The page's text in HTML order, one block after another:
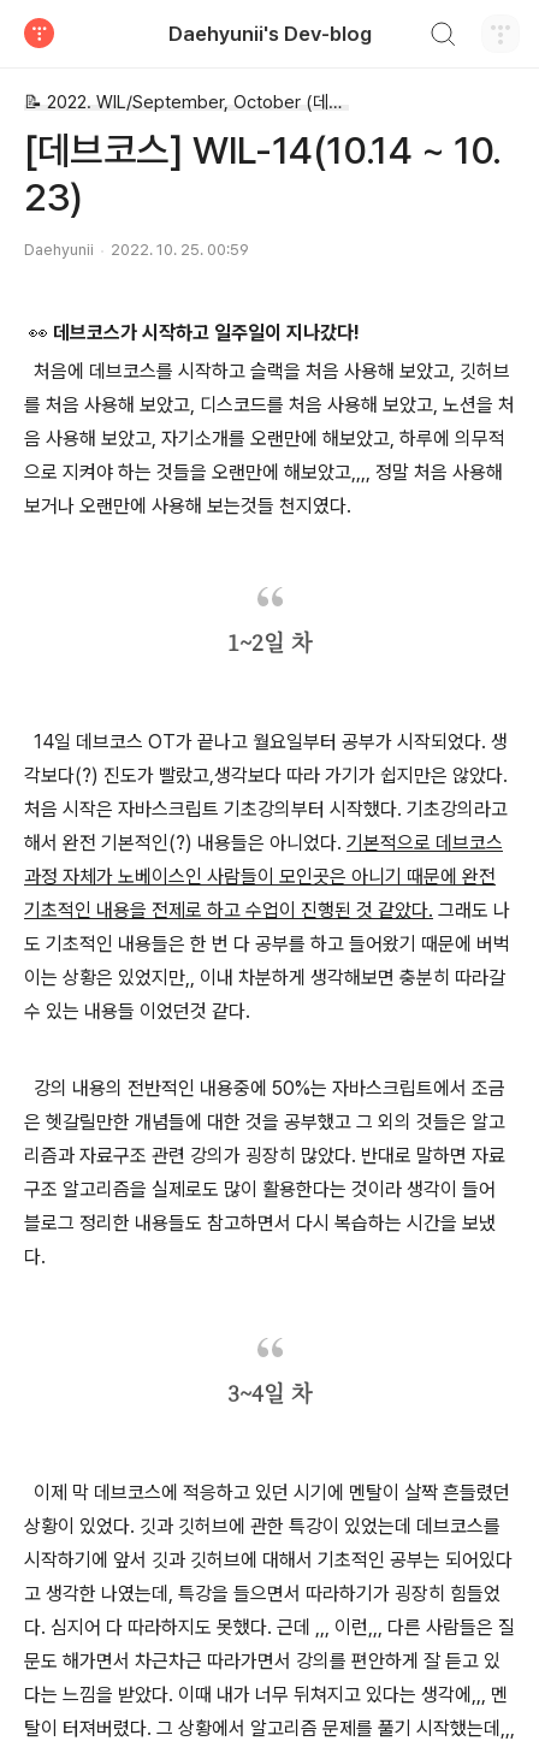
Daehyunii's Dev-blog
📝 2022. WIL/September, October (데브코스)
[데브코스] WIL-14(10.14 ~ 10.
23)
Daehyunii 2022. 10. 25. 00:59
👀 데브코스가 시작하고 일주일이 지나갔다!
처음에 데브코스를 시작하고 슬랙을 처음 사용해 보았고, 깃허브
를 처음 사용해 보았고, 디스코드를 처음 사용해 보았고, 노션을 처
음 사용해 보았고, 자기소개를 오랜만에 해보았고, 하루에 의무적
으로 지켜야 하는 것들을 오랜만에 해보았고,,,, 정말 처음 사용해
보거나 오랜만에 사용해 보는것들 천지였다.
1~2일 차
14일 데브코스 OT가 끝나고 월요일부터 공부가 시작되었다. 생
각보다(?) 진도가 빨랐고,생각보다 따라 가기가 쉽지만은 않았다.
처음 시작은 자바스크립트 기초강의부터 시작했다. 기초강의라고
해서 완전 기본적인(?) 내용들은 아니었다. 기본적으로 데브코스
과정 자체가 노베이스인 사람들이 모인곳은 아니기 때문에 완전
기초적인 내용을 전제로 하고 수업이 진행된 것 같았다. 그래도 나
도 기초적인 내용들은 한 번 다 공부를 하고 들어왔기 때문에 버벅
이는 상황은 있었지만,, 이내 차분하게 생각해보면 충분히 따라갈
수 있는 내용들 이었던것 같다.
강의 내용의 전반적인 내용중에 50%는 자바스크립트에서 조금
은 헷갈릴만한 개념들에 대한 것을 공부했고 그 외의 것들은 알고
리즘과 자료구조 관련 강의가 굉장히 많았다. 반대로 말하면 자료
구조 알고리즘을 실제로도 많이 활용한다는 것이라 생각이 들어
블로그 정리한 내용들도 참고하면서 다시 복습하는 시간을 보냈
다.
3~4일 차
이제 막 데브코스에 적응하고 있던 시기에 멘탈이 살짝 흔들렸던
상황이 있었다. 깃과 깃허브에 관한 특강이 있었는데 데브코스를
시작하기에 앞서 깃과 깃허브에 대해서 기초적인 공부는 되어있다
고 생각한 나였는데, 특강을 들으면서 따라하기가 굉장히 힘들었
다. 심지어 다 따라하지도 못했다. 근데 ,,, 이런,,, 다른 사람들은 질
문도 해가면서 차근차근 따라가면서 강의를 편안하게 잘 듣고 있
다는 느낌을 받았다. 이때 내가 너무 뒤쳐지고 있다는 생각에,,, 멘
탈이 터져버렸다. 그 상황에서 알고리즘 문제를 풀기 시작했는데,,,